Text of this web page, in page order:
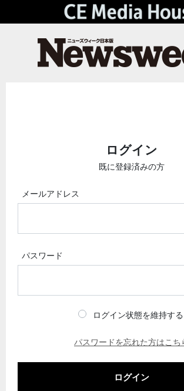
ログイン
既に登録済みの方
メールアドレス
パスワード
ログイン状態を維持する
パスワードを忘れた方はこち
ログイン